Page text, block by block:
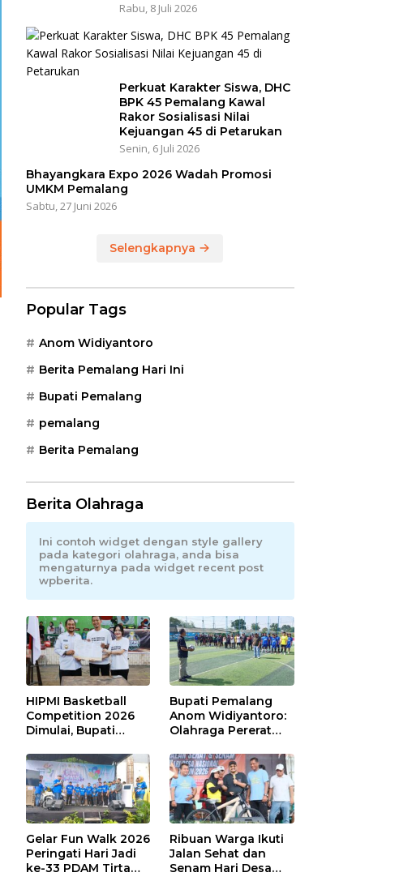
Rabu, 8 Juli 2026
Perkuat Karakter Siswa, DHC
BPK 45 Pemalang Kawal
Rakor Sosialisasi Nilai
Kejuangan 45 di Petarukan
Senin, 6 Juli 2026
Bhayangkara Expo 2026 Wadah Promosi
UMKM Pemalang
Sabtu, 27 Juni 2026
Selengkapnya
Popular Tags
Anom Widiyantoro
Berita Pemalang Hari Ini
Bupati Pemalang
pemalang
Berita Pemalang
Berita Olahraga
Ini contoh widget dengan style gallery
pada kategori olahraga, anda bisa
mengaturnya pada widget recent post
wpberita.
HIPMI Basketball
Competition 2026
Dimulai, Bupati
Maju, UMKM Ikut
Melaju
Bupati Pemalang
Anom Widiyantoro:
Olahraga Pererat
di Hari Buruh
Gelar Fun Walk 2026
Peringati Hari Jadi
ke-33 PDAM Tirta
Ribuan Warga Ikuti
Jalan Sehat dan
Senam Hari Desa